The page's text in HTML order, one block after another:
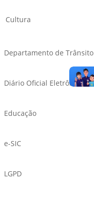
Cultura
Departamento de Trânsito
Diário Oficial Eletrônico
Educação
e-SIC
LGPD